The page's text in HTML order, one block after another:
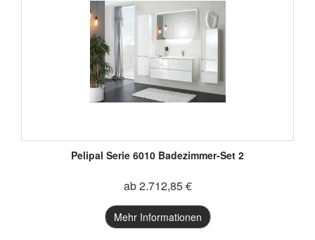
Pelipal Serie 6010 Badezimmer-Set 2
ab 2.712,85 €
Mehr Informationen